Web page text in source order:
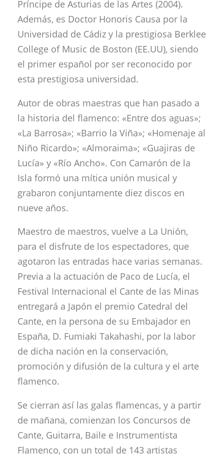
Príncipe de Asturias de las Artes (2004).
Además, es Doctor Honoris Causa por la
Universidad de Cádiz y la prestigiosa Berklee
College of Music de Boston (EE.UU), siendo
el primer español por ser reconocido por
esta prestigiosa universidad.
Autor de obras maestras que han pasado a
la historia del flamenco: «Entre dos aguas»;
«La Barrosa»; «Barrio la Viña»; «Homenaje al
Niño Ricardo»; «Almoraima»; «Guajiras de
Lucía» y «Río Ancho». Con Camarón de la
Isla formó una mítica unión musical y
grabaron conjuntamente diez discos en
nueve años.
Maestro de maestros, vuelve a La Unión,
para el disfrute de los espectadores, que
agotaron las entradas hace varias semanas.
Previa a la actuación de Paco de Lucía, el
Festival Internacional el Cante de las Minas
entregará a Japón el premio Catedral del
Cante, en la persona de su Embajador en
España, D. Fumiaki Takahashi, por la labor
de dicha nación en la conservación,
promoción y difusión de la cultura y el arte
flamenco.
Se cierran así las galas flamencas, y a partir
de mañana, comienzan los Concursos de
Cante, Guitarra, Baile e Instrumentista
Flamenco, con un total de 143 artistas